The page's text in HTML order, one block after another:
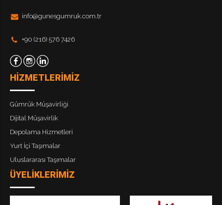
info@gunesgumruk.com.tr
+90 (216) 576 7426
HİZMETLERİMİZ
Gümrük Müşavirliği
Dijital Müşavirlik
Depolama Hizmetleri
Yurt İçi Taşımalar
Uluslararası Taşımalar
ÜYELİKLERİMİZ